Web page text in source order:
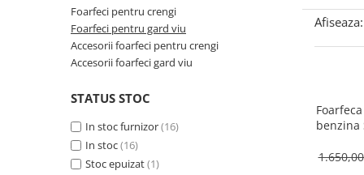
Fierastraie pentru busteni
Foarfeci de gradina
Masini de tuns iarba si accesorii
Motocoase si accesorii
Motocositori
Motoburghie
Masini de batut stalpi
Foarfeci pentru crengi
Foarfeci pentru gard viu
Accesorii foarfeci pentru crengi
Accesorii foarfeci gard viu
STATUS STOC
In stoc furnizor(16)
In stoc(16)
Stoc epuizat(1)
Afiseaza:
benzina